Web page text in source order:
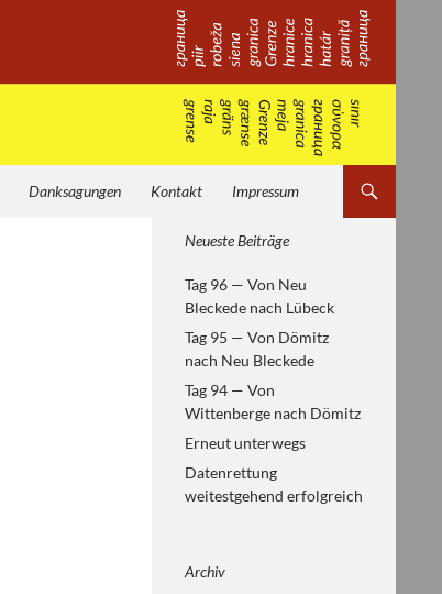
Danksagungen Kontakt Impressum
Von Helsinki zum
europäische Geschichte
erfahren
Neueste Beiträge
Tag 96 — Von Neu
Bleckede nach Lübeck
Tag 95 — Von Dömitz
nach Neu Bleckede
Tag 94 — Von
Wittenberge nach Dömitz
Erneut unterwegs
Datenrettung
weitestgehend erfolgreich
Archiv